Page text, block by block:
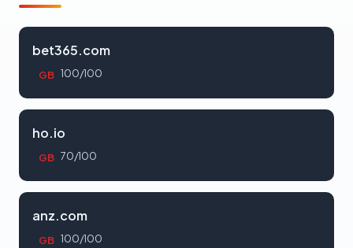
bet365.com
GB 100/100
ho.io
GB 70/100
anz.com
GB 100/100